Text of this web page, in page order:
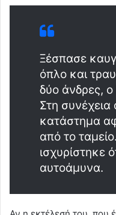
Ξέσπασε
όπλο και
δύο άνδρες,
Στη
κατάστημα
από το
ισχυρίστηκε
αυτοάμυνα.